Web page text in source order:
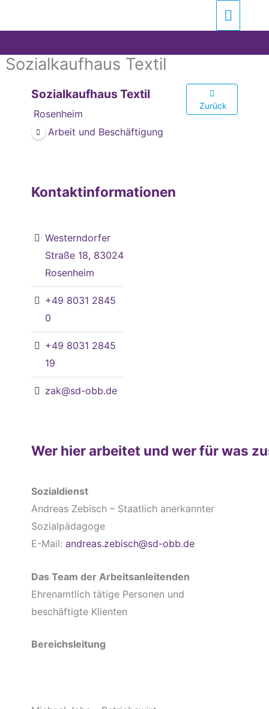
Sozialkaufhaus Textil
Sozialkaufhaus Textil
Rosenheim
Arbeit und Beschäftigung
Zurück
Kontaktinformationen
Westerndorfer
Straße 18, 83024
Rosenheim
+49 8031 2845
0
+49 8031 2845
19
zak@sd-obb.de
Wer hier arbeitet und wer für was
Sozialdienst
Andreas Zebisch – Staatlich anerkannter
Sozialpädagoge
E-Mail: andreas.zebisch@sd-obb.de
Das Team der Arbeitsanleitenden
Ehrenamtlich tätige Personen und
beschäftigte Klienten
Bereichsleitung